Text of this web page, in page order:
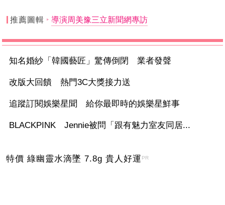
推薦圖輯 導演周美豫三立新聞網專訪
知名婚紗「韓國藝匠」驚傳倒閉 業者發聲
改版大回饋 熱門3C大獎接力送
追蹤訂閱娛樂星聞 給你最即時的娛樂星鮮事
BLACKPINK Jennie被問「跟有魅力室友同居...
特價 綠幽靈水滴墜 7.8g 貴人好運 PR